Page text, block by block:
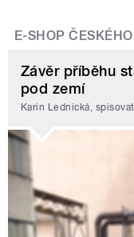
E-SHOP
Závěr příběhu
pod zemí
Karin Lednická,